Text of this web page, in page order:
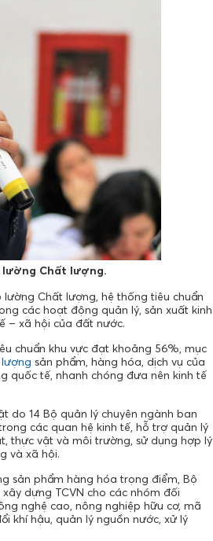
lường Chất lượng.
Chất lượng, hệ thống tiêu chuẩn
các hoạt động quản lý, sản xuất kinh
– xã hội của đất nước.
chuẩn khu vực đạt khoảng 56%, mục
sản phẩm, hàng hóa, dịch vụ của
quốc tế, nhanh chóng đưa nên kinh tế
do 14 Bộ quản lý chuyên ngành ban
các quan hệ kinh tế, hỗ trợ quản lý
thực vật và môi trường, sử dụng hợp lý
và xã hội.
sản phẩm hàng hóa trọng điểm, Bộ
dựng TCVN cho các nhóm đối
nghệ cao, nông nghiệp hữu cơ, mã
khí hậu, quản lý nguồn nước, xử lý